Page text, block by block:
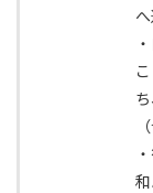
へ